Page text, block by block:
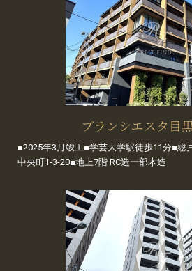
ブランシエスタ目
■2025年3月竣工■学芸大学駅徒歩11分■総
中央町1-3-20■地上7階 RC造一部木造